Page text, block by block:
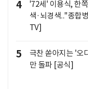
4
'72세' 이용식, 한
색·뇌경색.."종합
TV]
5
극찬 쏟아지는 '오
만 돌파 [공식]